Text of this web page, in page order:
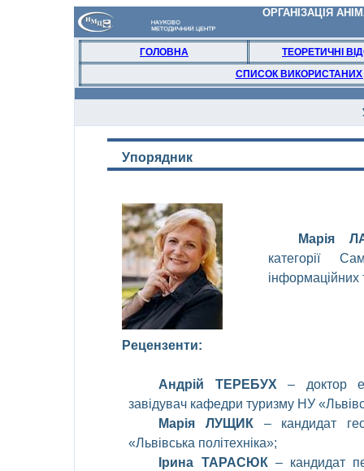
ОРГАНІЗАЦІЯ
ГОЛОВНА
ТЕОРЕТИЧНІ
СПИСОК
Упорядник
Марія
категорії
інформаційних
Рецензенти:
Андрій ТЕРЕБУХ – доктор
завідувач кафедри туризму НУ «
Марія ЛУЩИК–кандидат
«Львівська політехніка»;
Ірина ТАРАСЮК– кандидат